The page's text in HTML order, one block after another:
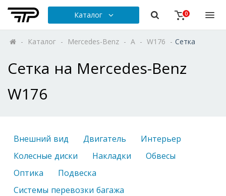
Каталог 0
- Каталог - Mercedes-Benz - A - W176 - Сетка
Сетка на Mercedes-Benz
W176
Внешний вид Двигатель
Интерьер
Колесные диски
Накладки
Обвесы
Оптика
Подвеска
Системы перевозки багажа